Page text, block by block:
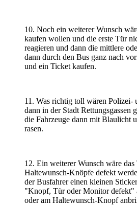
10. Noch ein weiterer Wunsch
kaufen wollen und die erste Tür
reagieren und dann die mittlere
dann durch den Bus ganz nach
und ein Ticket kaufen.
11. Was richtig toll wären Polizei-
dann in der Stadt Rettungsgassen
die Fahrzeuge dann mit Blaulicht
rasen.
12. Ein weiterer Wunsch wäre
Haltewunsch-Knöpfe defekt
derBusfahrer einen kleinen
"Knopf, Tür oder Monitor defekt"
oder am Haltewunsch-Knopf